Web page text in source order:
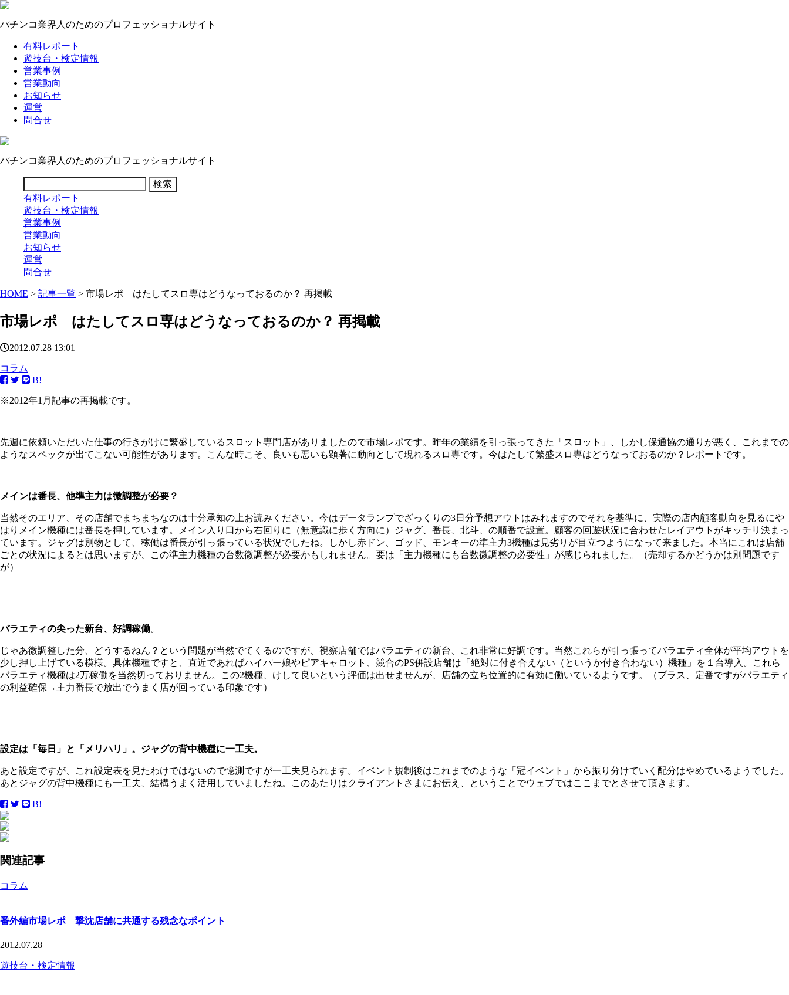
パチンコ業界人のためのプロフェッショナルサイト
有料レポート
遊技台・検定情報
営業事例
営業動向
お知らせ
運営
問合せ
パチンコ業界人のためのプロフェッショナルサイト
有料レポート
遊技台・検定情報
営業事例
営業動向
お知らせ
運営
問合せ
HOME > 記事一覧 > 市場レポ はたしてスロ専はどうなっておるのか？ 再掲載
市場レポ はたしてスロ専はどうなっておるのか？ 再掲載
2012.07.28 13:01
コラム
B!
※2012年1月記事の再掲載です。
先週に依頼いただいた仕事の行きがけに繁盛しているスロット専門店がありましたので市場レポです。昨年の業績を引っ張ってきた「スロット」、しかし保通協の通りが悪く、これまでの
ようなスペックが出てこない可能性があります。こんな時こそ、良いも悪いも顕著に動向として現れるスロ専です。今はたして繁盛スロ専はどうなっておるのか？レポートです。
メインは番長、他準主力は微調整が必要？
当然そのエリア、その店舗でまちまちなのは十分承知の上お読みください。今はデータランプでざっくりの3日分予想アウトはみれますのでそれを基準に、実際の店内顧客動向を見るにや
はりメイン機種には番長を押しています。メイン入り口から右回りに（無意識に歩く方向に）ジャグ、番長、北斗、の順番で設置。顧客の回遊状況に合わせたレイアウトがキッチリ決まっ
ています。ジャグは別物として、稼働は番長が引っ張っている状況でしたね。しかし赤ドン、ゴッド、モンキーの準主力3機種は見劣りが目立つようになって来ました。本当にこれは店舗
ごとの状況によるとは思いますが、この準主力機種の台数微調整が必要かもしれません。要は「主力機種にも台数微調整の必要性」が感じられました。（売却するかどうかは別問題です
が）
バラエティの尖った新台、好調稼働。
じゃあ微調整した分、どうするねん？という問題が当然でてくるのですが、視察店舗ではバラエティの新台、これ非常に好調です。当然これらが引っ張ってバラエティ全体が平均アウトを
少し押し上げている模様。具体機種ですと、直近であればハイパー娘やピアキャロット、競合のPS併設店舗は「絶対に付き合えない（というか付き合わない）機種」を１台導入。これら
バラエティ機種は2万稼働を当然切っておりません。この2機種、けして良いという評価は出せませんが、店舗の立ち位置的に有効に働いているようです。（プラス、定番ですがバラエティ
の利益確保→主力番長で放出でうまく店が回っている印象です）
設定は「毎日」と「メリハリ」。ジャグの背中機種に一工夫。
あと設定ですが、これ設定表を見たわけではないので憶測ですが一工夫見られます。イベント規制後はこれまでのような「冠イベント」から振り分けていく配分はやめているようでした。
あとジャグの背中機種にも一工夫、結構うまく活用していましたね。このあたりはクライアントさまにお伝え、ということでウェブではここまでとさせて頂きます。
B!
関連記事
コラム
番外編市場レポ 撃沈店舗に共通する残念なポイント
2012.07.28
遊技台・検定情報